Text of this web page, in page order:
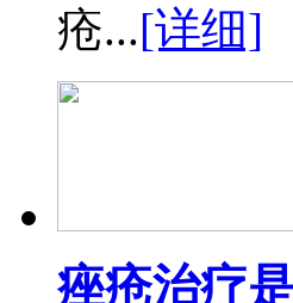
疮...[详细]
痤疮治疗